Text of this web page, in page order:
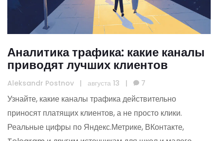
Аналитика трафика: какие каналы
приводят лучших клиентов
Aleksandr Postnov | августа 13 | 7
Узнайте, какие каналы трафика действительно
приносят платящих клиентов, а не просто клики.
Реальные цифры по Яндекс.Метрике, ВКонтакте,